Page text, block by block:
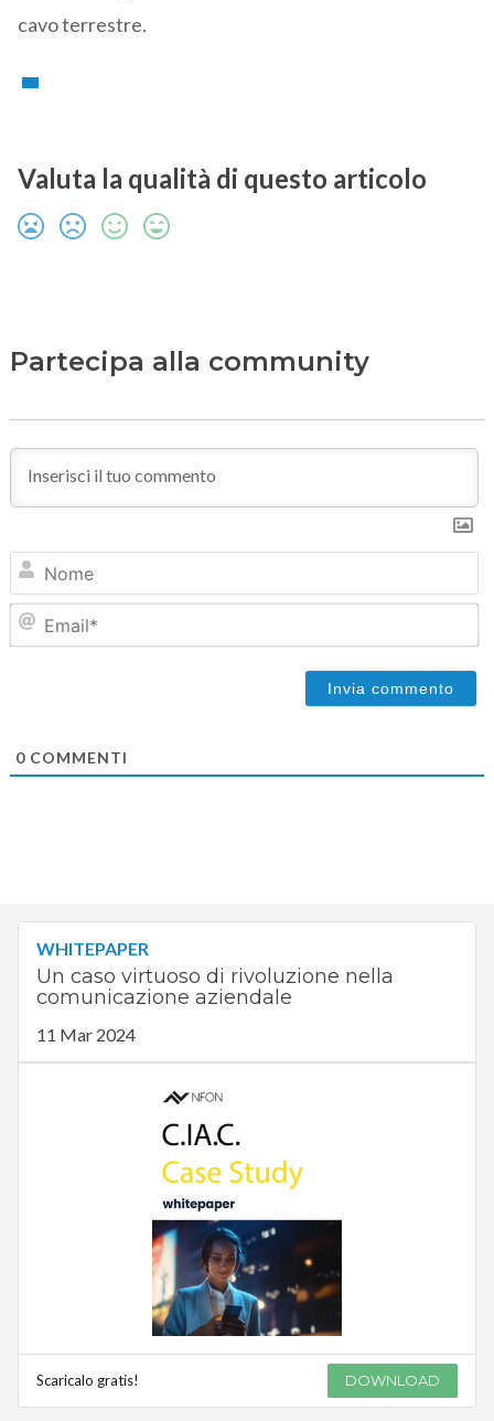
cavo terrestre.
Valuta la qualità di questo articolo
Partecipa alla community
0COMMENTI
WHITEPAPER
Un caso virtuoso di rivoluzione nella
comunicazione aziendale
11 Mar 2024
Scaricalo gratis! DOWNLOAD